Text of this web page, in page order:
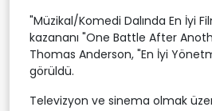
"Müzikal/Komedi Dalında En İyi
kazananı "One Battle After
Thomas Anderson, "En İyi
görüldü.
Televizyon ve sinema olmak